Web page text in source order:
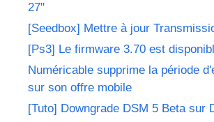
27"
[Seedbox] Mettre à jour
[Ps3] Le firmware 3.70 est
Numéricable supprime la période
sur son offre mobile
[Tuto] Downgrade DSM 5 Beta sur